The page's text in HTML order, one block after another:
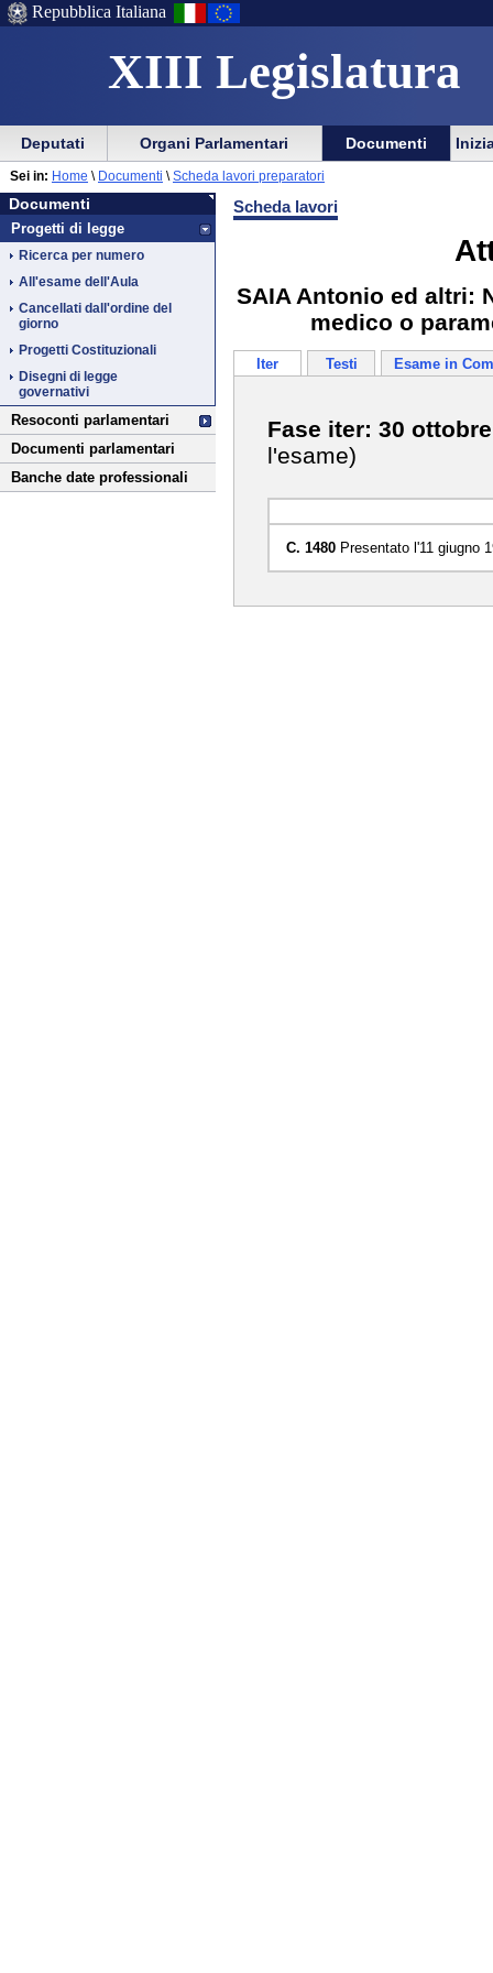
XIII Legislatura
Menu
di
ausilio
alla
navigazione
Vai
Menu
di
navigazione
principale
Repubblica Italiana
Menu
di
navigazione
principale
Vai
menu
di
sezione
Deputati Organi Parlamentari Documenti
Documenti
Vai
al
contenuto
Documenti
Progetti di legge
Ricerca per numero
All'esame dell'Aula
Cancellati dall'ordine del
giorno
Progetti Costituzionali
Disegni di legge
governativi
Resoconti parlamentari
Documenti parlamentari
Banche date professionali
Sei in: Home \ Documenti \ Scheda lavori preparatori
Scheda lavori
SAIA Antonio ed altri:
medico o
Iter Testi Esame in
Fase iter: 30
l'esame)
C. 1480 Presentato l'11 giugno